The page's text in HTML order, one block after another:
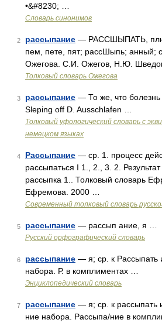
•&#8230; …
Словарь синонимов
2 рассыпание — РАССШЫПАТЬ, плю,
пем, пете, пят; рассШыпь; анный;
Ожегова. С.И. Ожегов, Н.Ю.
Толковый словарь Ожегова
3 рассыпание — То же, что болезнь
Sleping off D. Ausschlafen …
Толковый уфологический словарь с
немецком языках
4 Рассыпание — ср. 1. процесс
рассыпаться I 1., 2., 3. 2. Результат
рассыпка 1.. Толковый словарь
Ефремова. 2000 …
Современный толковый словарь
5 рассыпание — рассып ание, я …
Русский орфографический словарь
6 рассыпание — я; ср. к Рассыпать
набора. Р. в комплиментах …
Энциклопедический словарь
7 рассыпание — я; ср. к рассыпать
ние набора. Рассыпа/ние в